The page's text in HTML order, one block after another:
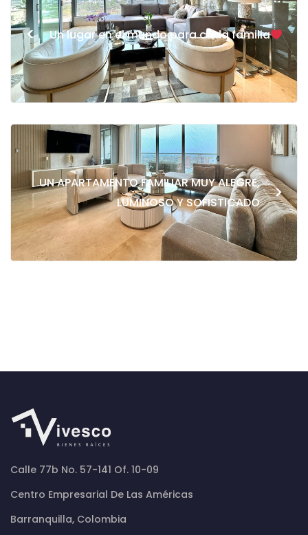
< Un lugar en el mundo para cada familia
UN APARTAMENTO FAMILIAR MUY ALEGRE,
LUMINOSO Y SOFISTICADO
>
Calle 77b No. 57-141 Of. 10-09
Centro Empresarial De Las Américas
Barranquilla, Colombia